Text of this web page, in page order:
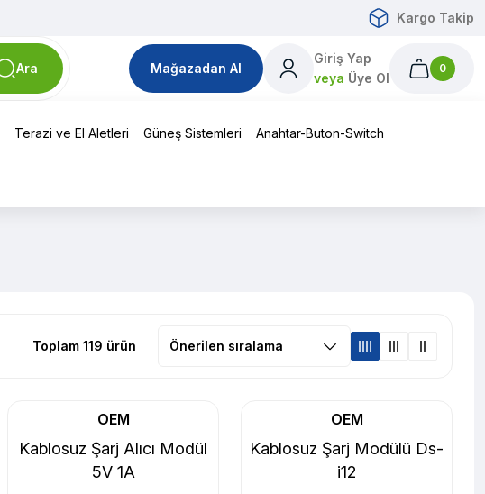
Kargo Takip
Ara Mağazadan Al
Giriş Yap
veya Üye Ol
0
Terazi ve El Aletleri Güneş Sistemleri Anahtar-Buton-Switch
Toplam 119 ürün
OEM
Kablosuz Şarj Alıcı Modül
5V 1A
OEM
Kablosuz Şarj Modülü Ds-
i12